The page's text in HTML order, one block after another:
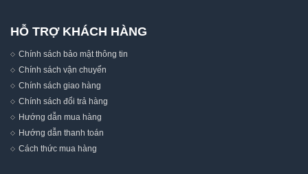
HỖ TRỢ KHÁCH HÀNG
Chính sách bảo mật thông tin
Chính sách vận chuyển
Chính sách giao hàng
Chính sách đổi trả hàng
Hướng dẫn mua hàng
Hướng dẫn thanh toán
Cách thức mua hàng